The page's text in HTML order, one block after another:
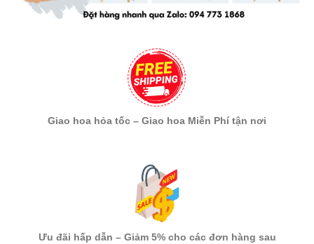
Giao hoa hỏa tốc – Giao hoa Miễn Phí tận nơi
Ưu đãi hấp dẫn – Giảm 5% cho các đơn hàng sau